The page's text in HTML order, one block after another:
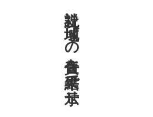
社説 地域への責任を結果で示せ